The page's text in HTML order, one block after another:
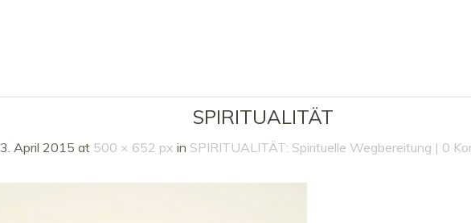
SPIRITUALITÄT
3. April 2015 at 500 × 652 px in SPIRITUALITÄT: Spirituelle Wegbereitung 0